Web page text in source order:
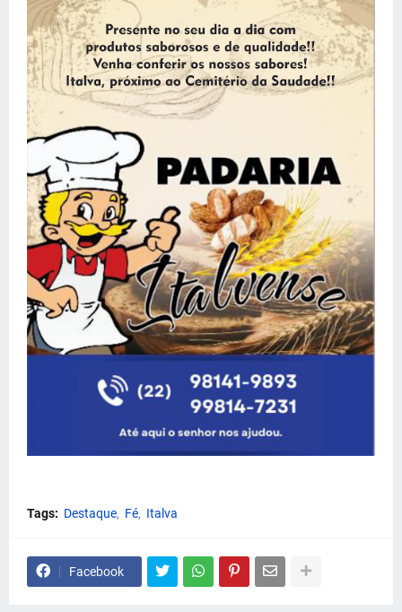
Tags: Destaque Fé Italva
Facebook